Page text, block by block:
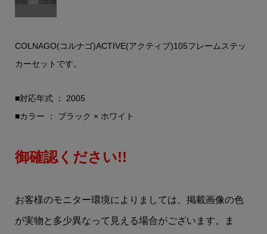
COLNAGO(コルナゴ)ACTIVE(アクティブ)105フレームステッ
カーセットです。
■対応年式 ： 2005
■カラー ： ブラック × ホワイト
御確認ください!!
お客様のモニター環境によりましては、掲載画像の色
が実物と多少異なって見える場合がございます。ま